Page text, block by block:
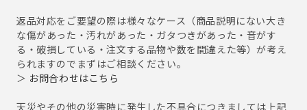
返品対応をご要望の際は様々なケース（商品説明にない大き
な傷があった・汚れがあった・ガタつきがあった・音がす
る・破損している・注文する品物や数を間違えた等）が考え
られますのでまずはご相談ください。
＞ お問合わせはこちら
天災やその他の災害時に発生した不具合につきましては上記